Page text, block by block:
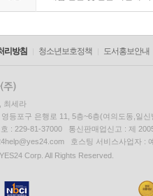
리방침 청소년보호정책 도서홍보안내
최세라
등포구 은행로 11, 5층~6층(여의도동,일신
호 : 229-81-37000 통신판매업신고 : 제
호스팅 서비스사업자 :
Corp. All Rights Reserved.